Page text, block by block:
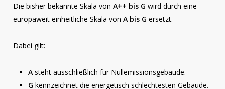
Die bisher bekannte Skala vonA++ bis G wird durch eine
europaweit einheitliche Skala vonA bis G ersetzt.
Dabei gilt:
A steht ausschließlich für Nullemissionsgebäude.
G kennzeichnet die energetisch schlechtesten Gebäude.